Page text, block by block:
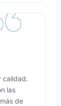
calidad.
las
de